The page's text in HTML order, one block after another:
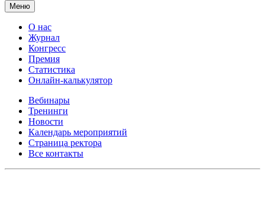
Меню
О нас
Журнал
Конгресс
Премия
Статистика
Онлайн-калькулятор
Вебинары
Тренинги
Новости
Календарь мероприятий
Страница ректора
Все контакты